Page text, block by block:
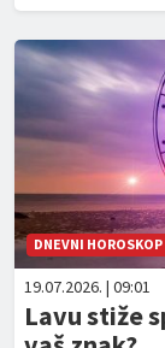
DNEVNI
19.07.2026. | 09:01
Lavu stiže